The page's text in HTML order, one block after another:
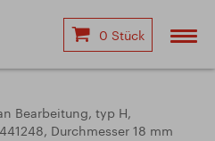
0 Stück
Bearbeitung, typ H,
Durchmesser 18 mm